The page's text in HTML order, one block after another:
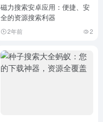
磁力搜索安卓应用：便捷、安
全的资源搜索利器
2年前 2